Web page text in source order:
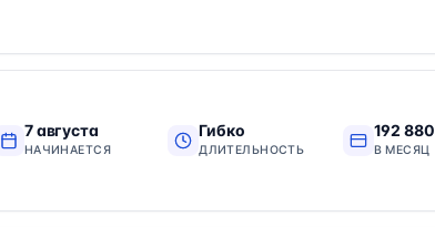
7 августа
НАЧИНАЕТСЯ
Гибко
ДЛИТЕЛЬНОСТЬ
192
В МЕСЯЦ